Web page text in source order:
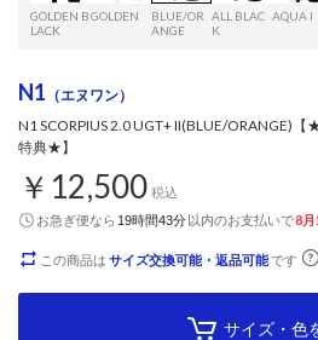
GOLDEN B
LACK
GOLDEN
BLUE/OR
ANGE
ALL BLAC
K
AQUA I
N1 （エヌワン）
N1 SCORPIUS 2.0 UGT+ II(BLUE/ORANGE)
特典★】
￥12,500 税込
お急ぎ便なら 19時間43分以内のお支払いで8
この商品は サイズ交換可能・返品可能です
サイズ・色